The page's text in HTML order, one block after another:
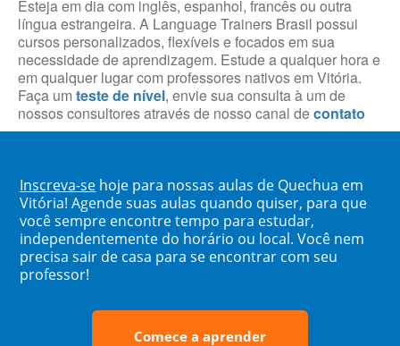
Esteja em dia com inglês, espanhol, francês ou outra
língua estrangeira. A Language Trainers Brasil possui
cursos personalizados, flexíveis e focados em sua
necessidade de aprendizagem. Estude a qualquer hora e
em qualquer lugar com professores nativos em Vitória.
Faça um teste de nível, envie sua consulta à um de
nossos consultores através de nosso canal decontato
Inscreva-se hoje para nossas aulas de Quechua em
Vitória! Agende suas aulas quando quiser, para que
você sempre encontre tempo para estudar,
independentemente do horário ou local. Você nem
precisa sair de casa para se encontrar com seu
professor!
Comece a aprender